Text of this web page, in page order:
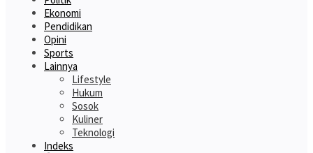
Ekonomi
Pendidikan
Opini
Sports
Lainnya
Lifestyle
Hukum
Sosok
Kuliner
Teknologi
Indeks